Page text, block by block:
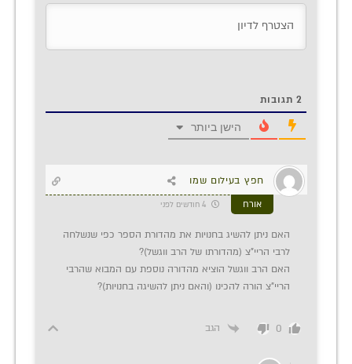
2 תגובות
הישן ביותר
חפץ בעילום שמו
אורח
האם ניתן להשיג בחנויות את מהדורת הספר כפי שנשלחה
לרבי הריי"צ (מהדורתו של הרב ווגשל)?
האם הרב ווגשל הוציא מהדורה נוספת עם המבוא שהרבי
הריי"צ הורה להכינו (והאם ניתן להשיגה בחנויות)?
0 הגב